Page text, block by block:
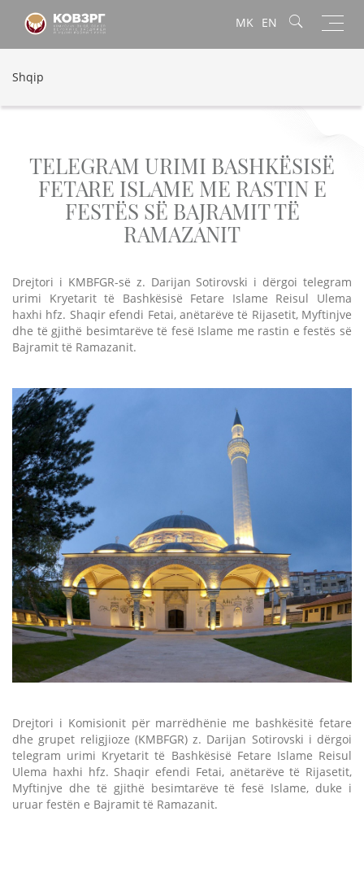
MK EN
Shqip
TELEGRAM URIMI BASHKËSISË
FETARE ISLAME ME RASTIN E
FESTËS SË BAJRAMIT TË
RAMAZANIT
Drejtori i KMBFGR-së z. Darijan Sotirovski i dërgoi telegram
urimi Kryetarit të Bashkësisë Fetare Islame Reisul Ulema
haxhi hfz. Shaqir efendi Fetai, anëtarëve të Rijasetit, Myftinjve
dhe të gjithë besimtarëve të fesë Islame me rastin e festës së
Bajramit të Ramazanit.
Drejtori i Komisionit për marrëdhënie me bashkësitë fetare
dhe grupet religjioze (KMBFGR) z. Darijan Sotirovski i dërgoi
telegram urimi Kryetarit të Bashkësisë Fetare Islame Reisul
Ulema haxhi hfz. Shaqir efendi Fetai, anëtarëve të Rijasetit,
Myftinjve dhe të gjithë besimtarëve të fesë Islame, duke i
uruar festën e Bajramit të Ramazanit.